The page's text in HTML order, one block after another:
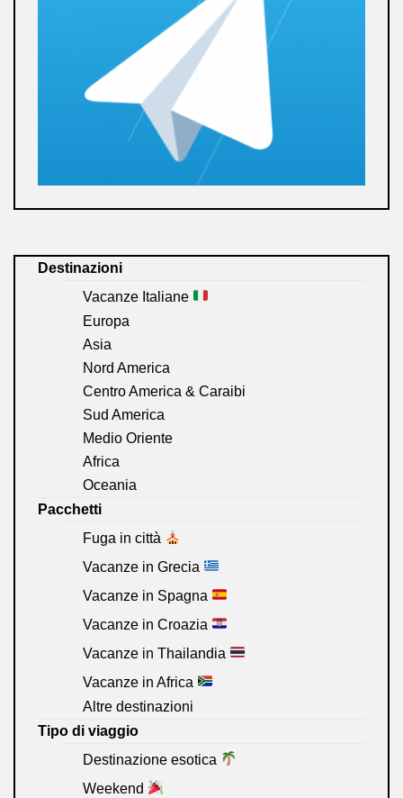
Destinazioni
Vacanze Italiane
Europa
Asia
Nord America
Centro America & Caraibi
Sud America
Medio Oriente
Africa
Oceania
Pacchetti
Fuga in città
Vacanze in Grecia
Vacanze in Spagna
Vacanze in Croazia
Vacanze in Thailandia
Vacanze in Africa
Altre destinazioni
Tipo di viaggio
Destinazione esotica
Weekend